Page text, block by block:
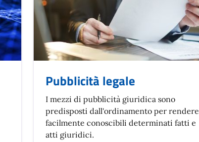
Pubblicità legale
I mezzi di pubblicità giuridica sono
predisposti dall'ordinamento per rendere
facilmente conoscibili determinati fatti e
atti giuridici.